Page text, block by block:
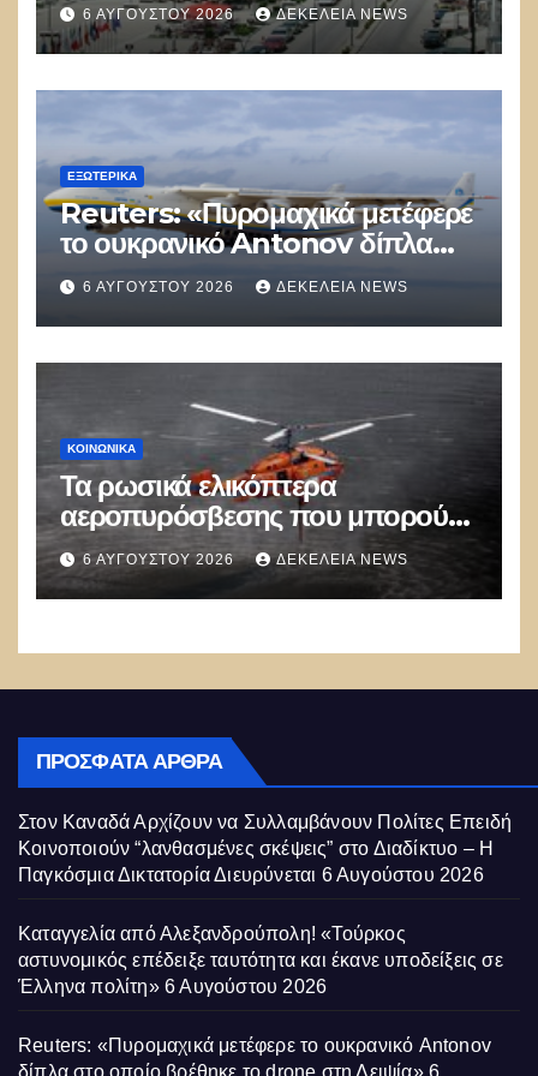
και έκανε υποδείξεις σε Έλληνα
πολίτη»
6 ΑΥΓΟΎΣΤΟΥ 2026 ΔΕΚΈΛΕΙΑ NEWS
ΕΞΩΤΕΡΙΚΑ
Reuters: «Πυρομαχικά μετέφερε
το ουκρανικό Antonov δίπλα
στο οποίο βρέθηκε το drone στη
Λειψία»
6 ΑΥΓΟΎΣΤΟΥ 2026 ΔΕΚΈΛΕΙΑ NEWS
ΚΟΙΝΩΝΙΚΑ
Τα ρωσικά ελικόπτερα
αεροπυρόσβεσης που μπορούν
να ρίχνουν 5 τόνους νερού με 8
μποφόρ
6 ΑΥΓΟΎΣΤΟΥ 2026 ΔΕΚΈΛΕΙΑ NEWS
ΠΡΌΣΦΑΤΑ ΆΡΘΡΑ
Στον Καναδά Αρχίζουν να Συλλαμβάνουν Πολίτες Επειδή
Κοινοποιούν “λανθασμένες σκέψεις” στο Διαδίκτυο – Η
Παγκόσμια Δικτατορία Διευρύνεται 6 Αυγούστου 2026
Καταγγελία από Αλεξανδρούπολη! «Τούρκος
αστυνομικός επέδειξε ταυτότητα και έκανε υποδείξεις σε
Έλληνα πολίτη» 6 Αυγούστου 2026
Reuters: «Πυρομαχικά μετέφερε το ουκρανικό Antonov